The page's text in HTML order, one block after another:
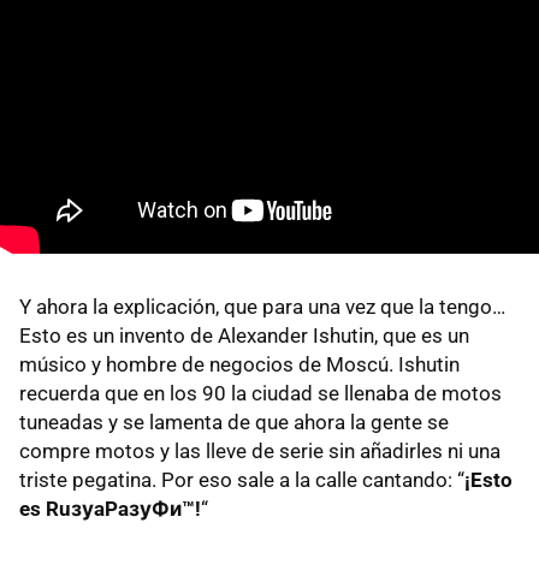
Y ahora la explicación, que para una vez que la tengo…
Esto es un invento de Alexander Ishutin, que es un
músico y hombre de negocios de Moscú. Ishutin
recuerda que en los 90 la ciudad se llenaba de motos
tuneadas y se lamenta de que ahora la gente se
compre motos y las lleve de serie sin añadirles ni una
triste pegatina. Por eso sale a la calle cantando: “¡Esto
es RuзуaPaзуФи™!“